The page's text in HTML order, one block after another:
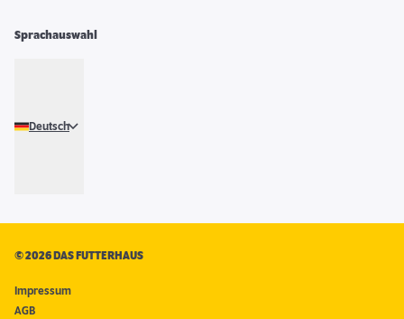
Sprachauswahl
Deutsch
©2026 DAS FUTTERHAUS
Impressum
AGB